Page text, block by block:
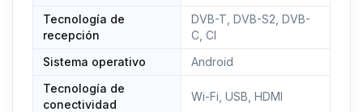
Tecnología de
recepción
DVB-T, DVB-S2, DVB-
C, CI
Sistema operativo
Android
Tecnología de
conectividad
Wi-Fi, USB, HDMI